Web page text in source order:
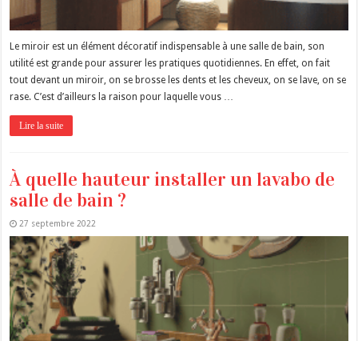
Le miroir est un élément décoratif indispensable à une salle de bain, son
utilité est grande pour assurer les pratiques quotidiennes. En effet, on fait
tout devant un miroir, on se brosse les dents et les cheveux, on se lave, on se
rase. C’est d’ailleurs la raison pour laquelle vous …
Lire la suite
À quelle hauteur installer un lavabo de
salle de bain ?
27 septembre 2022